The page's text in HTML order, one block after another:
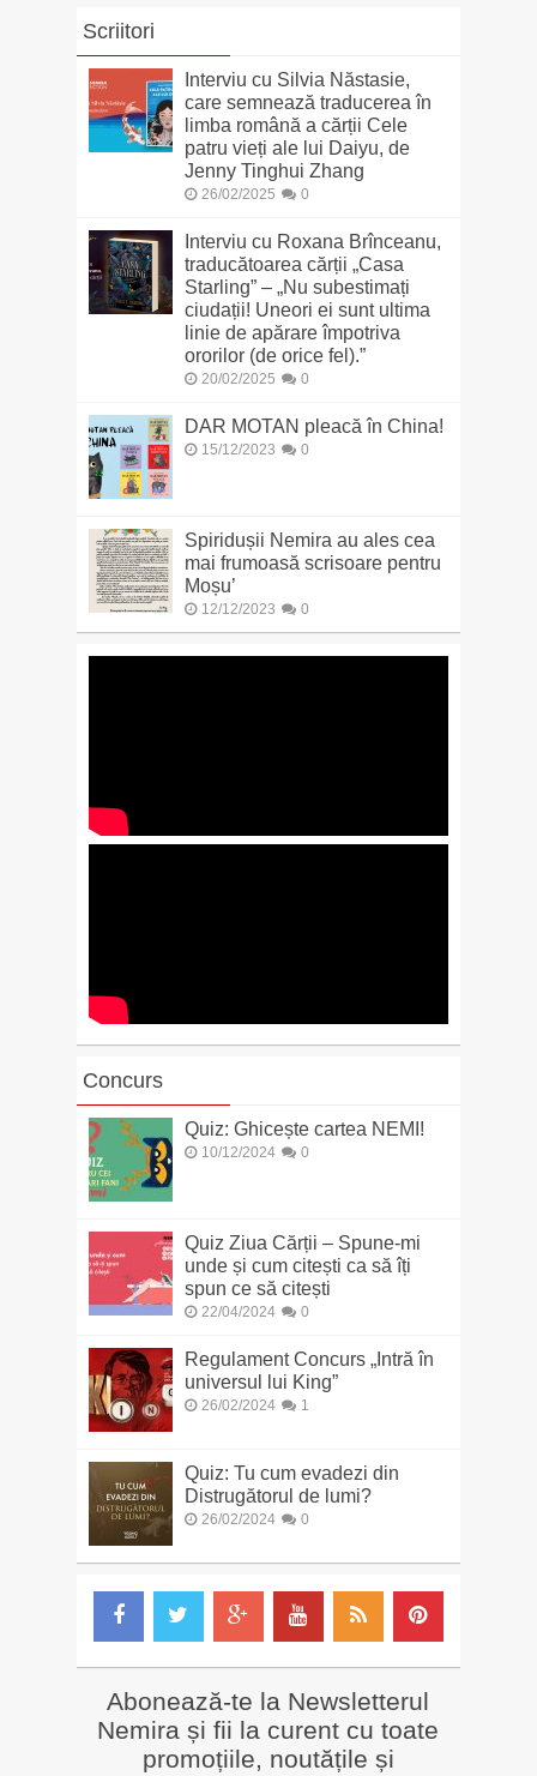
Scriitori
Interviu cu Silvia Năstasie,
care semnează traducerea în
limba română a cărții Cele
patru vieți ale lui Daiyu, de
Jenny Tinghui Zhang
26/02/2025 0
Interviu cu Roxana Brînceanu,
traducătoarea cărții „Casa
Starling” – „Nu subestimați
ciudații! Uneori ei sunt ultima
linie de apărare împotriva
ororilor (de orice fel).”
20/02/2025 0
DAR MOTAN pleacă în China!
15/12/2023 0
Spiridușii Nemira au ales cea
mai frumoasă scrisoare pentru
Moșu’
12/12/2023 0
Concurs
Quiz: Ghicește cartea NEMI!
10/12/2024 0
Quiz Ziua Cărții – Spune-mi
unde și cum citești ca să îți
spun ce să citești
22/04/2024 0
Regulament Concurs „Intră în
universul lui King”
26/02/2024 1
Quiz: Tu cum evadezi din
Distrugătorul de lumi?
26/02/2024 0
Abonează-te la Newsletterul
Nemira și fii la curent cu toate
promoțiile, noutățile și